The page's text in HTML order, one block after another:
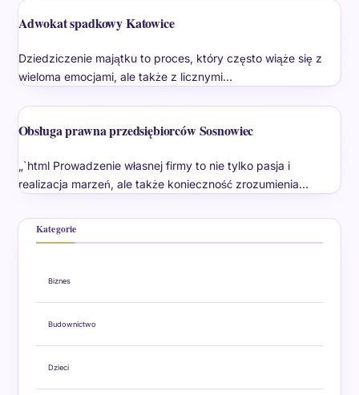
Adwokat spadkowy Katowice
Dziedziczenie majątku to proces, który często wiąże się z
wieloma emocjami, ale także z licznymi…
Obsługa prawna przedsiębiorców Sosnowiec
„`html Prowadzenie własnej firmy to nie tylko pasja i
realizacja marzeń, ale także konieczność zrozumienia…
Kategorie
Biznes
Budownictwo
Dzieci